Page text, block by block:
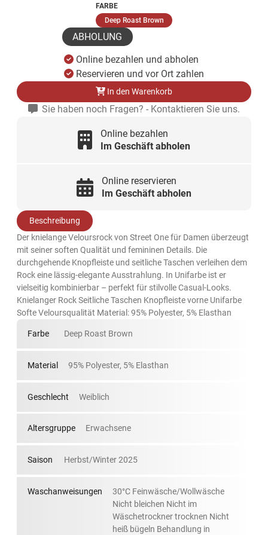
FARBE
Deep Roast Brown(ausgewählt)
ABHOLUNG
Online bezahlen und abholen
Reservieren und vor Ort zahlen
In den Warenkorb
Sie haben noch Fragen? - Kontaktieren Sie uns.
Online bezahlen
Im Geschäft abholen
Online reservieren
Im Geschäft abholen
Beschreibung
Der knielange Veloursrock von Street One für Damen überzeugt
mit seiner soften Qualität und femininen Details. Die
durchgehende Knopfleiste und seitliche Taschen verleihen dem
Rock eine lässig-elegante Ausstrahlung. In Unifarbe ist er
vielseitig kombinierbar – perfekt für stilvolle Casual-Looks.
Knielanger Rock Seitliche Taschen Knopfleiste vorne Unifarbe
Softe Veloursqualität Material: 95% Polyester, 5% Elasthan
Farbe Deep Roast Brown
Material 95% Polyester, 5% Elasthan
Geschlecht Weiblich
Altersgruppe Erwachsene
Saison Herbst/Winter 2025
Waschanweisungen
30°C Feinwäsche/Wollwäsche
Nicht bleichen Nicht im
Wäschetrockner trocknen Nicht
heiß bügeln Behandlung in